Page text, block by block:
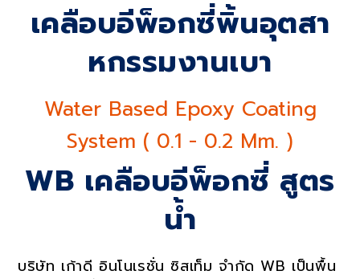
Services
เคลือบอีพ็อกซี่พิ้นอุตสา
หกรรมงานเบา
Services
Water Based Epoxy Coating
System ( 0.1 - 0.2 Mm. )
WB เคลือบอีพ็อกซี่ สูตร
น้ำ
บริษัท เก้าดี อินโนเรชั่น ซิสเท็ม จำกัด WB เป็นพื้น